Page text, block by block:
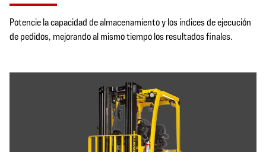
Potencie la capacidad de almacenamiento y los índices de ejecución
de pedidos, mejorando al mismo tiempo los resultados finales.